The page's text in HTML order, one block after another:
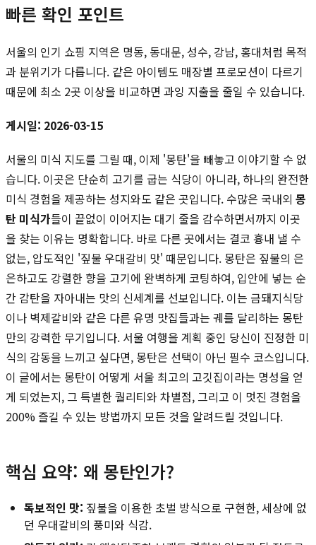
빠른 확인 포인트
서울의 인기 쇼핑 지역은 명동, 동대문, 성수, 강남, 홍대처럼 목적
과 분위기가 다릅니다. 같은 아이템도 매장별 프로모션이 다르기
때문에 최소 2곳 이상을 비교하면 과잉 지출을 줄일 수 있습니다.
게시일: 2026-03-15
서울의 미식 지도를 그릴 때, 이제 '몽탄'을 빼놓고 이야기할 수 없
습니다. 이곳은 단순히 고기를 굽는 식당이 아니라, 하나의 완전한
미식 경험을 제공하는 성지와도 같은 곳입니다. 수많은 국내외 몽
탄 미식가들이 끝없이 이어지는 대기 줄을 감수하면서까지 이곳
을 찾는 이유는 명확합니다. 바로 다른 곳에서는 결코 흉내 낼 수
없는, 압도적인 '짚불 우대갈비 맛' 때문입니다. 몽탄은 짚불의 은
은하고도 강렬한 향을 고기에 완벽하게 코팅하여, 입안에 넣는 순
간 감탄을 자아내는 맛의 신세계를 선보입니다. 이는 금돼지식당
이나 벽제갈비와 같은 다른 유명 맛집들과는 궤를 달리하는 몽탄
만의 강력한 무기입니다. 서울 여행을 계획 중인 당신이 진정한 미
식의 감동을 느끼고 싶다면, 몽탄은 선택이 아닌 필수 코스입니다.
이 글에서는 몽탄이 어떻게 서울 최고의 고깃집이라는 명성을 얻
게 되었는지, 그 특별한 퀄리티와 차별점, 그리고 이 멋진 경험을
200% 즐길 수 있는 방법까지 모든 것을 알려드릴 것입니다.
핵심 요약: 왜 몽탄인가?
독보적인 맛: 짚불을 이용한 초벌 방식으로 구현한, 세상에 없
던 우대갈비의 풍미와 식감.